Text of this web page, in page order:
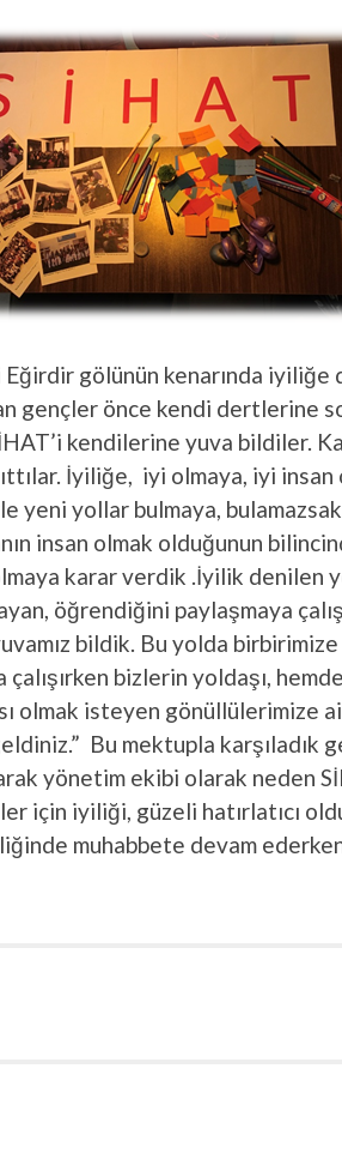
Eğirdir gölünün kenarında iyiliğe
gençler önce kendi dertlerine
kendilerine yuva bildiler.
İyiliğe, iyi olmaya, iyi
yeni yollar bulmaya,
insan olmak olduğunun
karar verdik .İyilik denilen
öğrendiğini paylaşmaya
bildik. Bu yolda
çalışırken bizlerin yoldaşı,
olmak isteyen gönüllülerimize
Bu mektupla karşıladık
yönetim ekibi olarak neden
için iyiliği, güzeli hatırlatıcı
muhabbete devam